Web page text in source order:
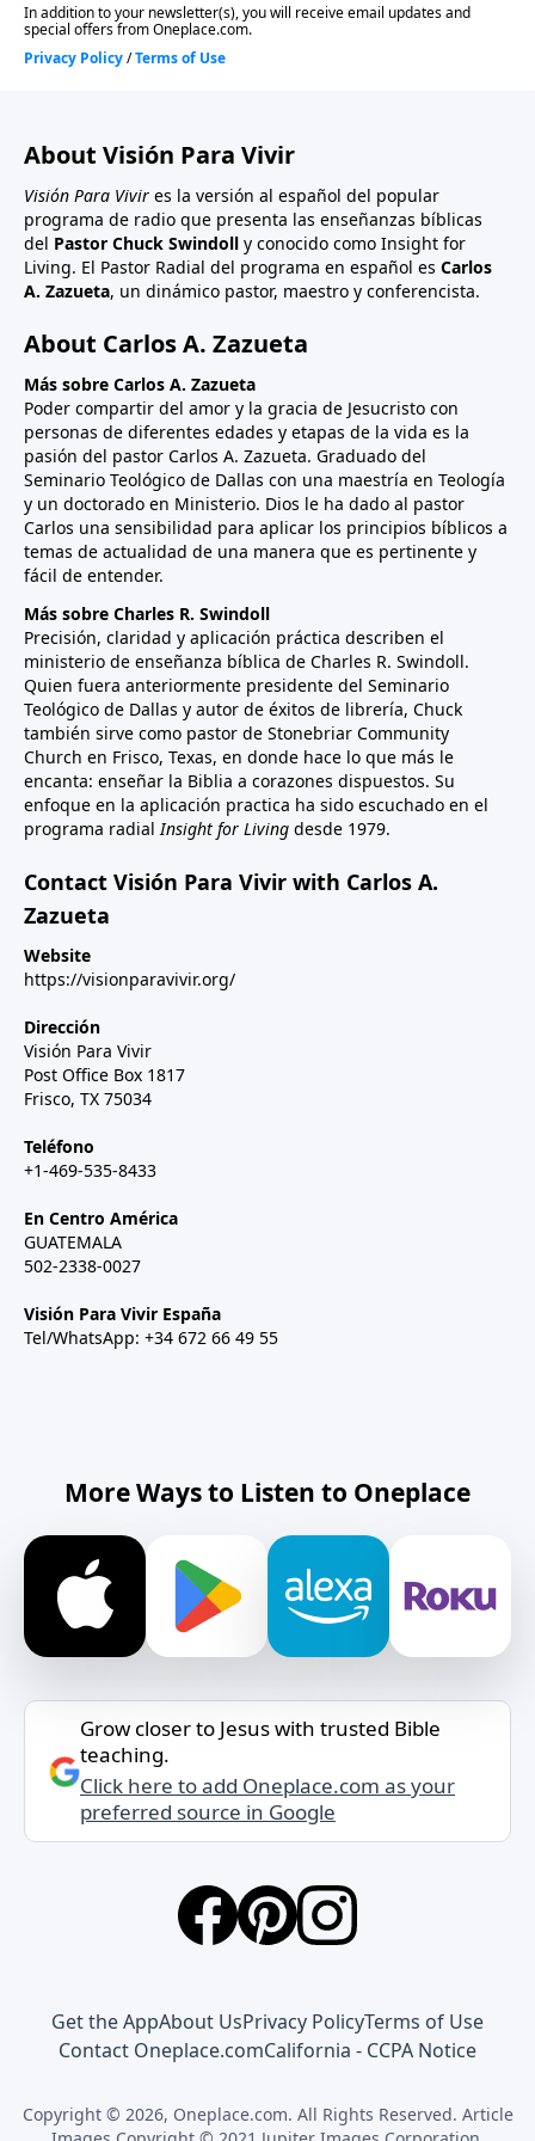
About Visión Para Vivir
Visión Para Vivir es la versión al español del popular
programa de radio que presenta las enseñanzas bíblicas
del Pastor Chuck Swindoll y conocido como Insight for
Living. El Pastor Radial del programa en español es Carlos
A. Zazueta, un dinámico pastor, maestro y conferencista.
About Carlos A. Zazueta
Más sobre Carlos A. Zazueta
Poder compartir del amor y la gracia de Jesucristo con
personas de diferentes edades y etapas de la vida es la
pasión del pastor Carlos A. Zazueta. Graduado del
Seminario Teológico de Dallas con una maestría en Teología
y un doctorado en Ministerio. Dios le ha dado al pastor
Carlos una sensibilidad para aplicar los principios bíblicos a
temas de actualidad de una manera que es pertinente y
fácil de entender.
Más sobre Charles R. Swindoll
Precisión, claridad y aplicación práctica describen el
ministerio de enseñanza bíblica de Charles R. Swindoll.
Quien fuera anteriormente presidente del Seminario
Teológico de Dallas y autor de éxitos de librería, Chuck
también sirve como pastor de Stonebriar Community
Church en Frisco, Texas, en donde hace lo que más le
encanta: enseñar la Biblia a corazones dispuestos. Su
enfoque en la aplicación practica ha sido escuchado en el
programa radialInsight for Living desde 1979.
Contact Visión Para Vivir with Carlos A.
Zazueta
Website
https://visionparavivir.org/
Dirección
Visión Para Vivir
Post Office Box 1817
Frisco, TX 75034
Teléfono
+1-469-535-8433
En Centro América
GUATEMALA
502-2338-0027
Visión Para Vivir España
Tel/WhatsApp: +34 672 66 49 55
More Ways to Listen to Oneplace
Grow closer to Jesus with trusted Bible
teaching.
Click here to add Oneplace.com as your
preferred source in Google
Get the AppAbout UsPrivacy PolicyTerms of Use
Contact Oneplace.comCalifornia - CCPA Notice
Copyright © 2026, Oneplace.com. All Rights Reserved. Article